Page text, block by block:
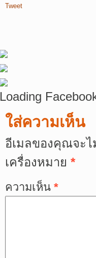
Tweet
Loading
ใส่ความเห็น
อีเมลของคุณจะ
เครื่องหมาย *
ความเห็น *